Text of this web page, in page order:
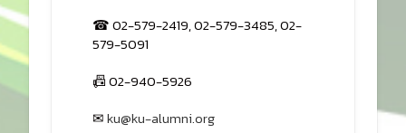
☎ 02-579-2419, 02-579-3485, 02-
579-5091
📠 02-940-5926
✉ku@ku-alumni.org